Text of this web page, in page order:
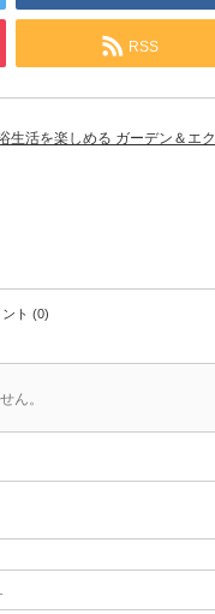
RSS
生活を楽しめる ガーデン＆エク
ント (0)
ん。